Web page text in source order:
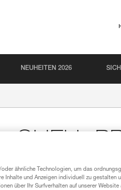
NEUHEITEN 2026
Stirnlampenbeutel
Aufbewahrungs- und
ähnliche Technologien, um das
Inhalte und Anzeigen individuell zu gestalten
über Ihr Surfverhalten auf unserer Website